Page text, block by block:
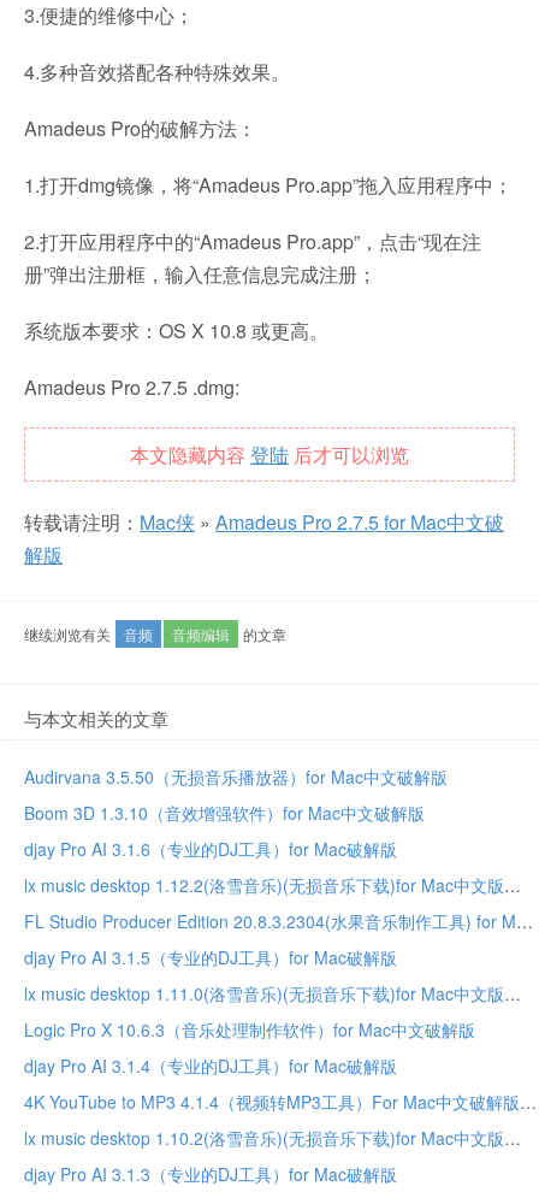
3.便捷的维修中心；
4.多种音效搭配各种特殊效果。
Amadeus Pro的破解方法：
1.打开dmg镜像，将“Amadeus Pro.app”拖入应用程序中；
2.打开应用程序中的“Amadeus Pro.app”，点击“现在注
册”弹出注册框，输入任意信息完成注册；
系统版本要求：OS X 10.8 或更高。
Amadeus Pro 2.7.5 .dmg:
本文隐藏内容 登陆 后才可以浏览
转载请注明： Mac侠 » Amadeus Pro 2.7.5 for Mac中文破
解版
继续浏览有关 音频 音频编辑 的文章
与本文相关的文章
Audirvana 3.5.50（无损音乐播放器）for Mac中文破解版
Boom 3D 1.3.10（音效增强软件）for Mac中文破解版
djay Pro AI 3.1.6（专业的DJ工具）for Mac破解版
lx music desktop 1.12.2(洛雪音乐)(无损音乐下载)for Mac中文版
FL Studio Producer Edition 20.8.3.2304(水果音乐制作工具) for Mac中文破解版
djay Pro AI 3.1.5（专业的DJ工具）for Mac破解版
lx music desktop 1.11.0(洛雪音乐)(无损音乐下载)for Mac中文版
Logic Pro X 10.6.3（音乐处理制作软件）for Mac中文破解版
djay Pro AI 3.1.4（专业的DJ工具）for Mac破解版
4K YouTube to MP3 4.1.4（视频转MP3工具）For Mac中文破解版
lx music desktop 1.10.2(洛雪音乐)(无损音乐下载)for Mac中文版
djay Pro AI 3.1.3（专业的DJ工具）for Mac破解版